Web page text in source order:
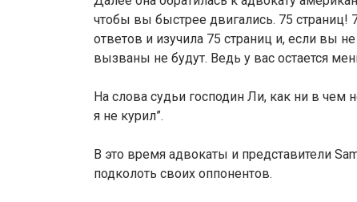
чтобы вы быстрее двигались. 75 страниц!
ответов и изучила 75 страниц и, если вы
вызваны не будут. Ведь у вас остается
На слова судьи господин Ли, как ни в чем
я не курил”.
В это время адвокаты и представители
подколоть своих оппонентов.